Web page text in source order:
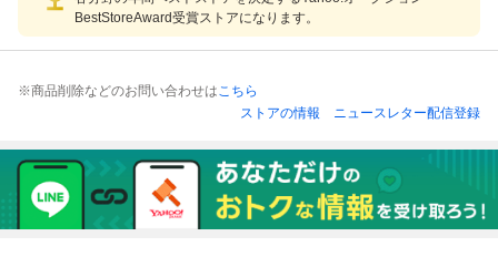
BestStoreAward受賞ストアになります。
※商品削除などのお問い合わせはこちら
ストアの情報
ニュースレター配信登録